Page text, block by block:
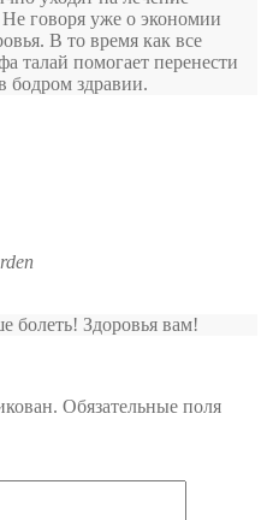
говоря уже о экономии
В то время как все
талай помогает перенести
бодром здравии.
болеть! Здоровья вам!
Обязательные поля